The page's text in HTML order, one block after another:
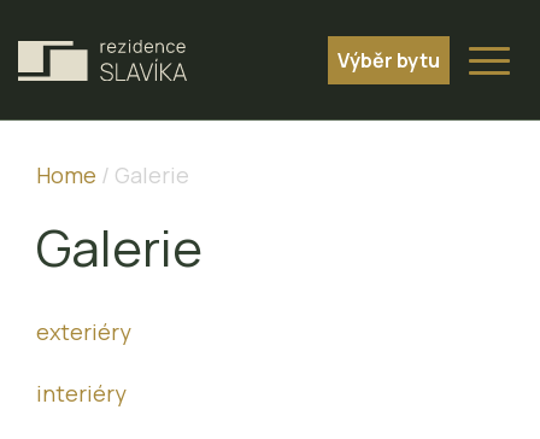
Výběr bytu
Home / Galerie
Galerie
exteriéry
interiéry